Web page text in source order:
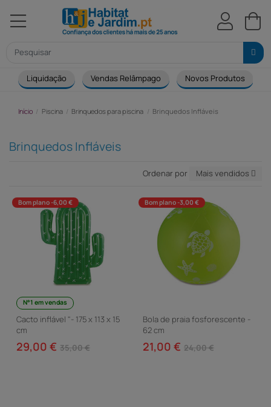
Liquidação Vendas Relâmpago Novos Produtos
Início Piscina Brinquedos para piscina Brinquedos Infláveis
Brinquedos Infláveis
Ordenar por Mais vendidos
Bom plano -6,00 €
N°1 em vendas
Cacto inflável "- 175 x 113 x 15
cm
29,00 € 35,00 €
Bom plano -3,00 €
Bola de praia fosforescente -
62 cm
21,00 € 24,00 €